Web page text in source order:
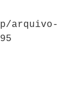
arquivo-